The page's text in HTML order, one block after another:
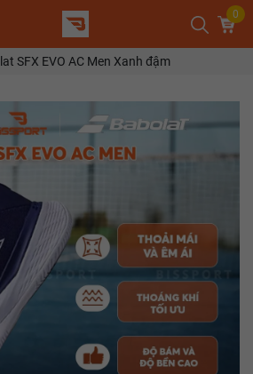
0
SFX EVO AC Men Xanh đậm